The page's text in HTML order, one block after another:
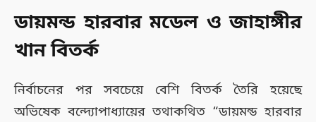
ডায়মন্ড হারবার মডেল ও জাহাঙ্গীর
খান বিতর্ক
নির্বাচনের পর সবচেয়ে বেশি বিতর্ক তৈরি হয়েছে
অভিষেক বন্দ্যোপাধ্যায়ের তথাকথিত “ডায়মন্ড হারবার